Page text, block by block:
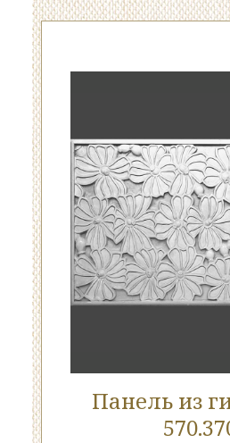
Панель из